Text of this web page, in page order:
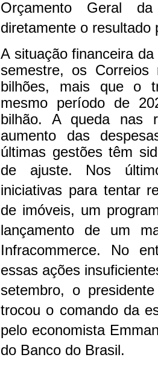
Orçamento Geral
diretamente o resultado
A situação financeira
semestre, os
bilhões, mais que o
mesmo período de
bilhão. A queda nas
aumento das
últimas gestões têm
de ajuste. Nos
iniciativas para tentar
de imóveis, um
lançamento de um
Infracommerce. No
essas ações
setembro, o
trocou o comando da
pelo economista
do Banco do Brasil.